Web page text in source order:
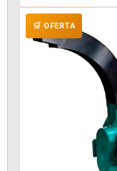
🛒 OFERTA